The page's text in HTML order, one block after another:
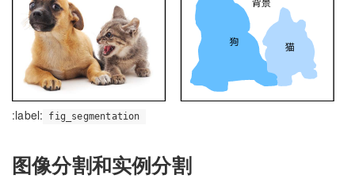
:label: fig_segmentation
图像分割和实例分割